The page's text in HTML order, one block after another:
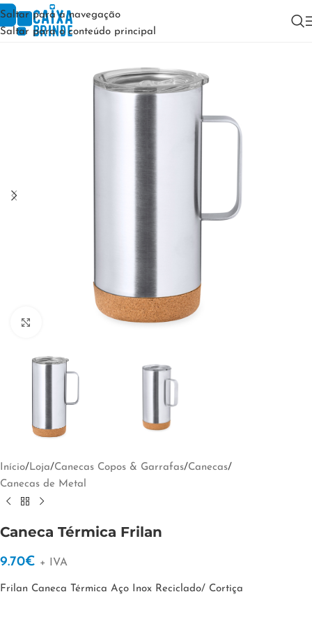
Saltar para a navegação
Saltar para o conteúdo principal
Clique para ampliar
Início/Loja/Canecas Copos & Garrafas/Canecas/
Canecas de Metal
Caneca Térmica Frilan
9.70€ + IVA
Frilan Caneca Térmica Aço Inox Reciclado/ Cortiça